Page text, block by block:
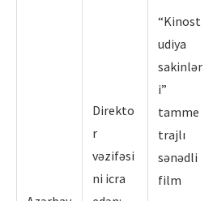
Direkto
r
vəzifəsi
ni icra
“Kinost
udiya
sakinlər
i”
tamme
trajlı
sənədli
film